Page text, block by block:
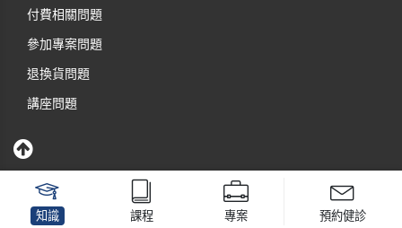
付費相關問題
參加專案問題
退換貨問題
講座問題
知識 課程 專案 預約健診